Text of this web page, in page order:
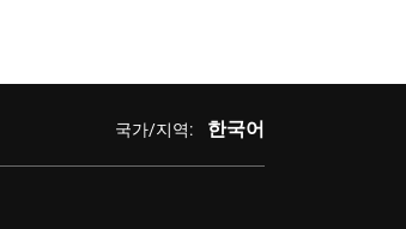
국가/지역: 한국어